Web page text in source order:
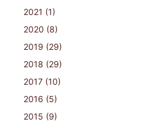
2021 (1)
2020 (8)
2019 (29)
2018 (29)
2017 (10)
2016 (5)
2015 (9)